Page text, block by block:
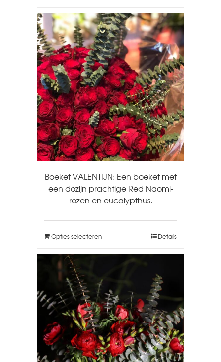
Boeket VALENTIJN: Een boeket met
een dozijn prachtige Red Naomi-
rozen en eucalypthus.
Opties selecteren Details